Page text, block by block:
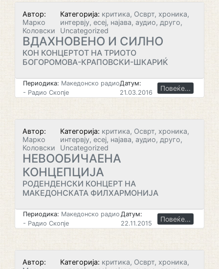
Автор:
Марко
Коловски
Категорија: критика, Осврт, хроника,
интервју, есеј, најава, аудио, друго,
Uncategorized
ВДАХНОВЕНО И СИЛНО
КОН КОНЦЕРТОТ НА ТРИОТО
БОГОРОМОВА-КРАПОВСКИ-ШКАРИЌ
Периодика: Македонско радио
- Радио Скопје
Датум:
21.03.2016
Повеќе...
Автор:
Марко
Коловски
Категорија: критика, Осврт, хроника,
интервју, есеј, најава, аудио, друго,
Uncategorized
НЕВООБИЧАЕНА
КОНЦЕПЦИЈА
РОДЕНДЕНСКИ КОНЦЕРТ НА
МАКЕДОНСКАТА ФИЛХАРМОНИЈА
Периодика: Македонско радио
- Радио Скопје
Датум:
22.11.2015
Повеќе...
Автор:
Категорија: критика, Осврт, хроника,